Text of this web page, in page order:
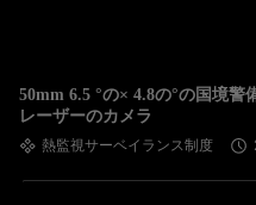
50mm 6.5 °の× 4.8の°の国境
レーザーのカメラ
熱監視サーベイランス制度